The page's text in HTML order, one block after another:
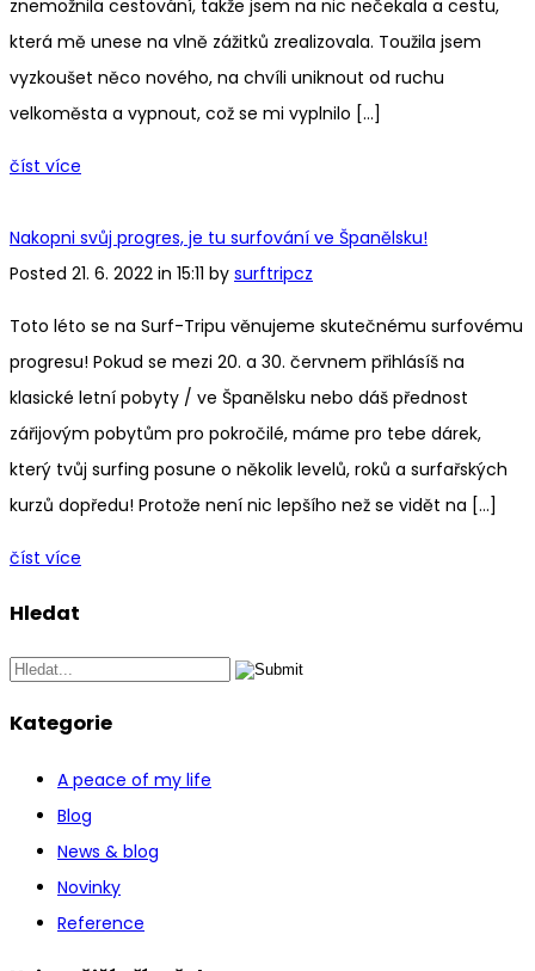
znemožnila cestování, takže jsem na nic nečekala a cestu,
která mě unese na vlně zážitků zrealizovala. Toužila jsem
vyzkoušet něco nového, na chvíli uniknout od ruchu
velkoměsta a vypnout, což se mi vyplnilo […]
číst více
Nakopni svůj progres, je tu surfování ve Španělsku!
Posted 21. 6. 2022 in 15:11 by surftripcz
Toto léto se na Surf-Tripu věnujeme skutečnému surfovému
progresu! Pokud se mezi 20. a 30. červnem přihlásíš na
klasické letní pobyty / ve Španělsku nebo dáš přednost
zářijovým pobytům pro pokročilé, máme pro tebe dárek,
který tvůj surfing posune o několik levelů, roků a surfařských
kurzů dopředu! Protože není nic lepšího než se vidět na […]
číst více
Hledat
Kategorie
A peace of my life
Blog
News & blog
Novinky
Reference